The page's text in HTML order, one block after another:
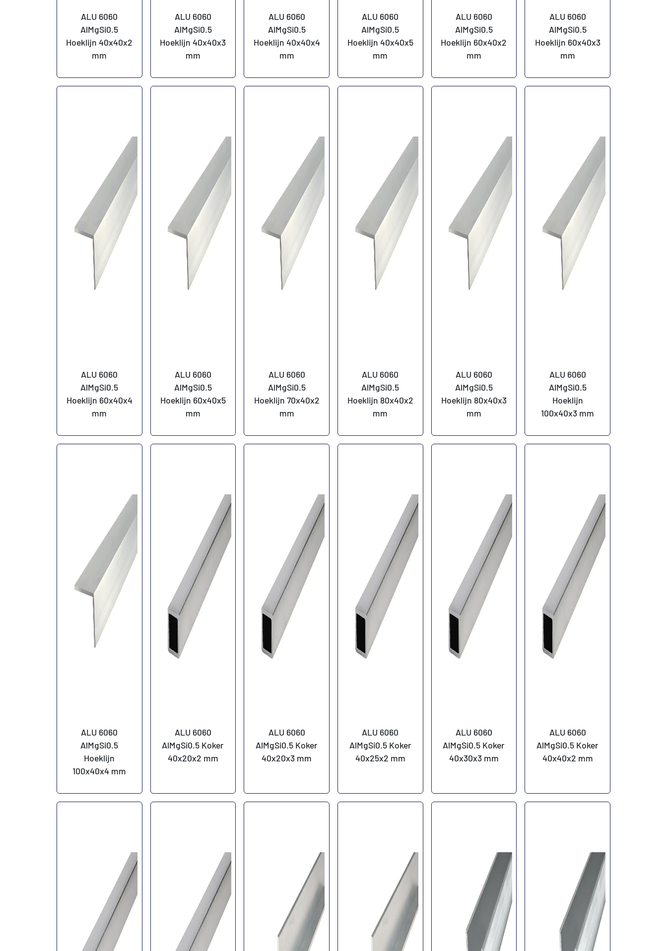
ALU 6060
AlMgSi0.5
Hoeklijn 40x40x2
mm
ALU 6060
AlMgSi0.5
Hoeklijn 40x40x3
mm
ALU 6060
AlMgSi0.5
Hoeklijn 40x40x4
mm
ALU 6060
AlMgSi0.5
Hoeklijn 40x40x5
mm
ALU 6060
AlMgSi0.5
Hoeklijn 60x40x2
mm
ALU 6060
AlMgSi0.5
Hoeklijn 60x40x3
mm
ALU 6060
AlMgSi0.5
Hoeklijn 60x40x4
mm
ALU 6060
AlMgSi0.5
Hoeklijn 60x40x5
mm
ALU 6060
AlMgSi0.5
Hoeklijn 70x40x2
mm
ALU 6060
AlMgSi0.5
Hoeklijn 80x40x2
mm
ALU 6060
AlMgSi0.5
Hoeklijn 80x40x3
mm
ALU 6060
AlMgSi0.5
Hoeklijn
100x40x3 mm
ALU 6060
AlMgSi0.5
Hoeklijn
100x40x4 mm
ALU 6060
AlMgSi0.5 Koker
40x20x2 mm
ALU 6060
AlMgSi0.5 Koker
40x20x3 mm
ALU 6060
AlMgSi0.5 Koker
40x25x2 mm
ALU 6060
AlMgSi0.5 Koker
40x30x3 mm
ALU 6060
AlMgSi0.5 Koker
40x40x2 mm